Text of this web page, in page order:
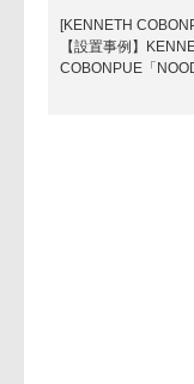
[KENNETH
【設置事例】
COBONPUE「